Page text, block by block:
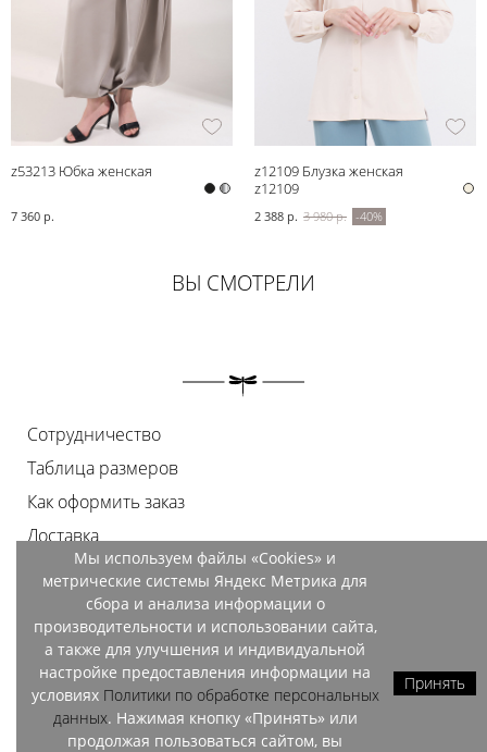
z53213 Юбка женская
7 360 р.
z12109 Блузка женская
z12109
2 388 р. 3 980 р. -40%
ВЫ СМОТРЕЛИ
Сотрудничество
Таблица размеров
Как оформить заказ
Доставка
Оплата
Возврат
Документы
Контакты
Магазины
Мы используем файлы «Cookies» и
метрические системы Яндекс Метрика для
сбора и анализа информации о
производительности и использовании сайта,
а также для улучшения и индивидуальной
настройке предоставления информации на
условиях Политики по обработке персональных
данных. Нажимая кнопку «Принять» или
продолжая пользоваться сайтом, вы
Принять